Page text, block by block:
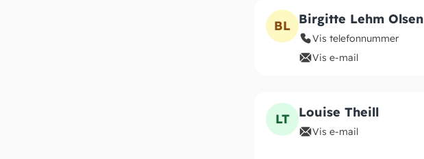
BL Birgitte Lehm Olsen
Vis telefonnummer
Vis e-mail
LT Louise Theill
Vis e-mail